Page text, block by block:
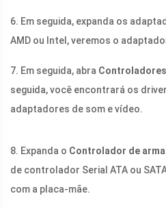
6. Em seguida, expanda os
AMD ou Intel, veremos o
7. Em seguida, abra
seguida, você encontrará os
adaptadores de som e vídeo.
8. Expanda o Controlador de
de controlador Serial ATA ou
com a placa-mãe.